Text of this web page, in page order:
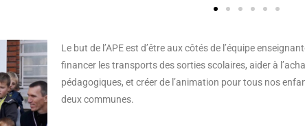
Le but de l’APE est d’être aux côtés de l’équipe
financer les transports des sorties scolaires, aider à
pédagogiques, et créer de l’animation pour tous nos
deux communes.